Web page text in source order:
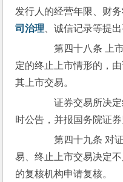
发行人的经营年限、财
司治理 、诚信记录等提出
第四十八条 上市
定的终止上市情形的，
其上市交易。
证券交易所决定
时公告，并报国务院证券
第四十九条 对证
易、终止上市交易决定
的复核机构申请复核。